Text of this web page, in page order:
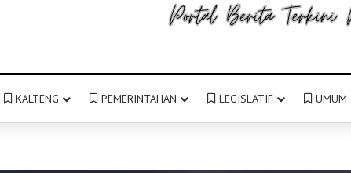
KALTENG PEMERINTAHAN LEGISLATIF UMUM